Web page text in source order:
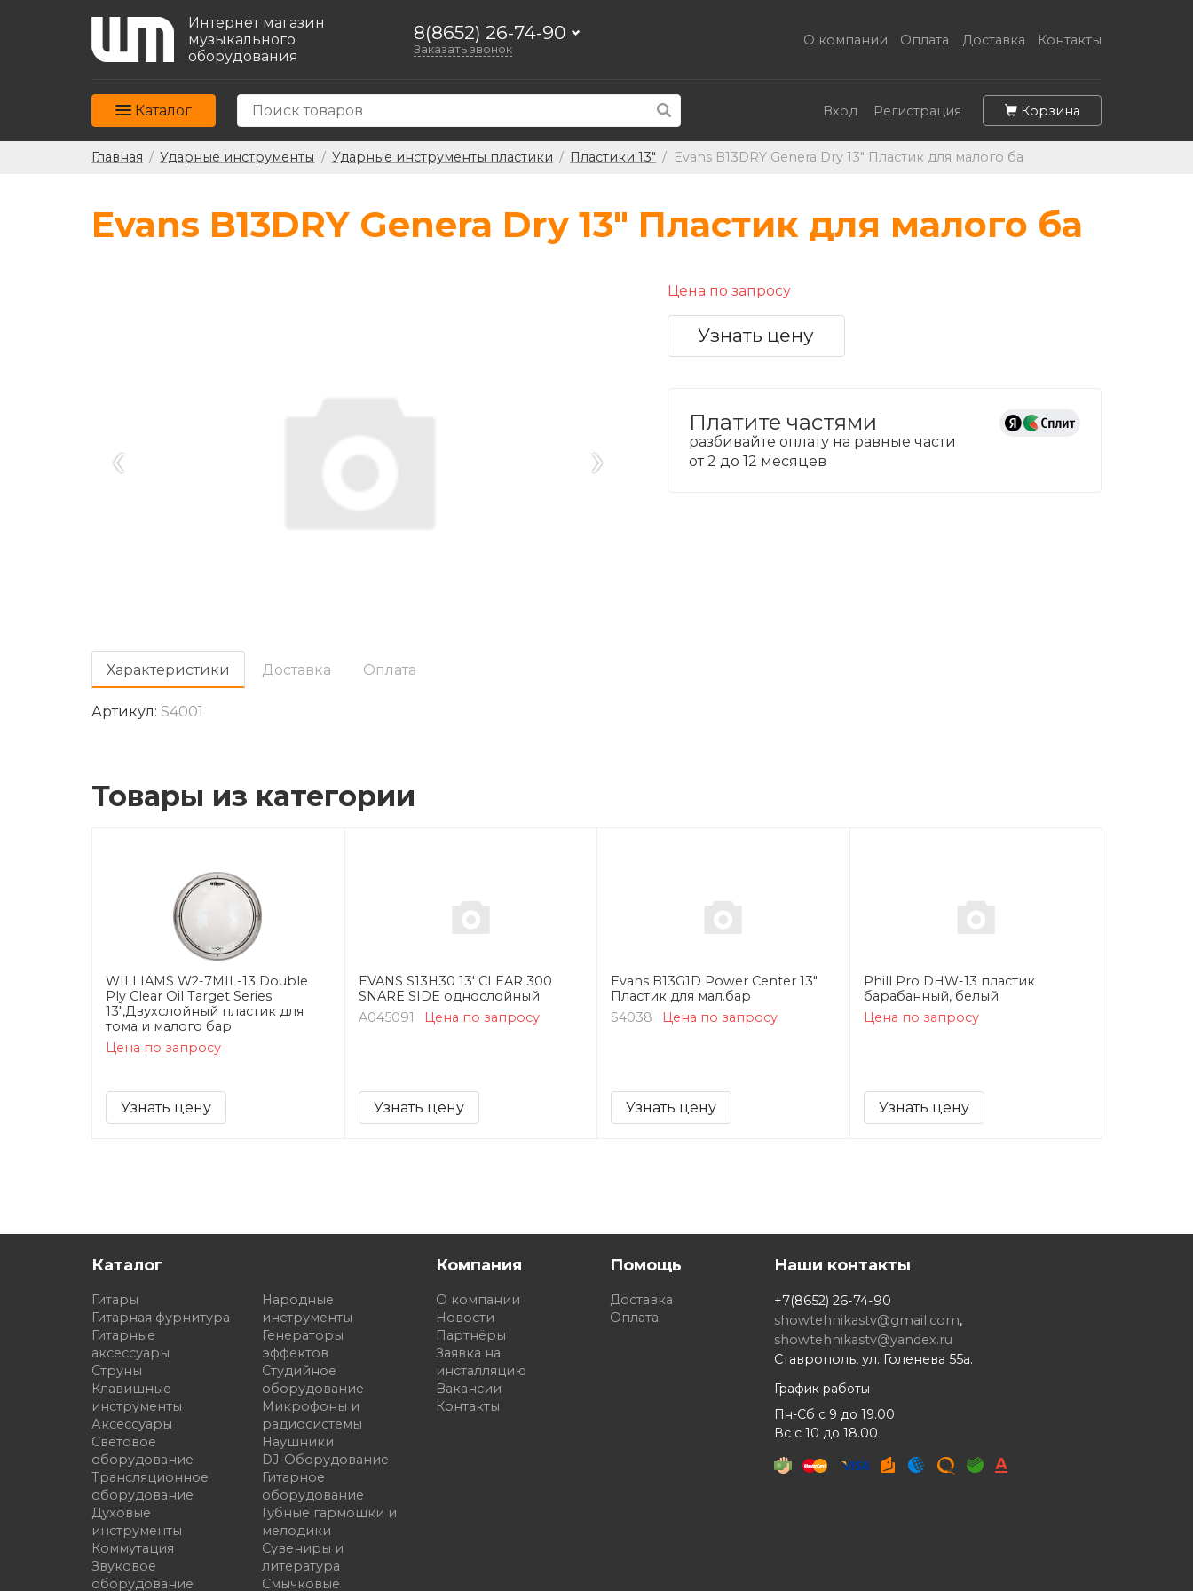
Интернет магазин
музыкального
оборудования
8(8652) 26-74-90
Заказать звонок
О компании Оплата Доставка Контакты
Каталог Вход Регистрация Корзина
Главная / Ударные инструменты / Ударные инструменты пластики / Пластики 13" / Evans B13DRY Genera Dry 13" Пластик для малого ба
Evans B13DRY Genera Dry 13" Пластик для малого ба
‹ ›
Цена по запросу
Узнать цену
Платите частями
разбивайте оплату на равные части
от 2 до 12 месяцев
Характеристики Доставка Оплата
Артикул: S4001
Товары из категории
WILLIAMS W2-7MIL-13 Double
Ply Clear Oil Target Series
13",Двухслойный пластик для
тома и малого бар
Цена по запросу
Узнать цену
EVANS S13H30 13' CLEAR 300
SNARE SIDE однослойный
A045091
Цена по запросу
Узнать цену
Evans B13G1D Power Center 13"
Пластик для мал.бар
S4038
Цена по запросу
Узнать цену
Phill Pro DHW-13 пластик
барабанный, белый
Цена по запросу
Узнать цену
Каталог
Гитары
Гитарная фурнитура
Гитарные
аксессуары
Струны
Клавишные
инструменты
Аксессуары
Световое
оборудование
Трансляционное
оборудование
Духовые
инструменты
Коммутация
Звуковое
оборудование
Народные
инструменты
Генераторы
эффектов
Студийное
оборудование
Микрофоны и
радиосистемы
Наушники
DJ-Оборудование
Гитарное
оборудование
Губные гармошки и
мелодики
Сувениры и
литература
Смычковые
Компания
О компании
Новости
Партнёры
Заявка на
инсталляцию
Вакансии
Контакты
Помощь
Доставка
Оплата
Наши контакты
+7(8652) 26-74-90
showtehnikastv@gmail.com,
showtehnikastv@yandex.ru
Ставрополь, ул. Голенева 55а.
График работы
Пн-Сб с 9 до 19.00
Вс с 10 до 18.00